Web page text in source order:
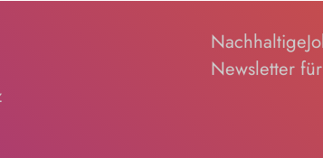
Newsletter